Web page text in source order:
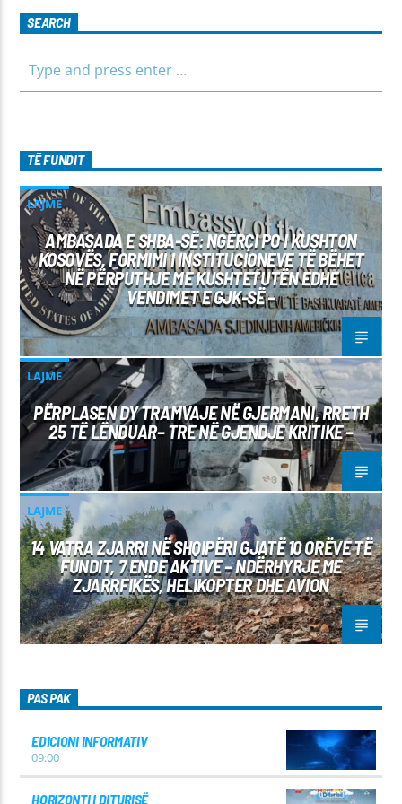
SEARCH
TË FUNDIT
LAJME
AMBASADA E SHBA-SË: NGËRÇI PO I KUSHTON
KOSOVËS, FORMIMI I INSTITUCIONEVE TË BËHET
NË PËRPUTHJE ME KUSHTETUTËN EDHE
VENDIMET E GJK-SË –
LAJME
PËRPLASEN DY TRAMVAJE NË GJERMANI, RRETH
25 TË LËNDUAR– TRE NË GJENDJE KRITIKE –
LAJME
14 VATRA ZJARRI NË SHQIPËRI GJATË 10 ORËVE TË
FUNDIT, 7 ENDE AKTIVE – NDËRHYRJE ME
ZJARRFIKËS, HELIKOPTER DHE AVION
PAS PAK
EDICIONI INFORMATIV
09:00
HORIZONTI I DITURISË